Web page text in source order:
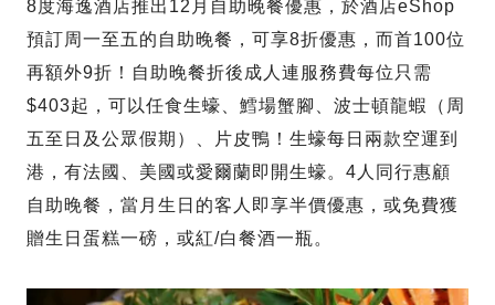
8度海逸酒店推出12月自助晚餐優惠，於酒店eShop
預訂周一至五的自助晚餐，可享8折優惠，而首100位
再額外9折！自助晚餐折後成人連服務費每位只需
$403起，可以任食生蠔、鱈場蟹腳、波士頓龍蝦（周
五至日及公眾假期）、片皮鴨！生蠔每日兩款空運到
港，有法國、美國或愛爾蘭即開生蠔。4人同行惠顧
自助晚餐，當月生日的客人即享半價優惠，或免費獲
贈生日蛋糕一磅，或紅/白餐酒一瓶。